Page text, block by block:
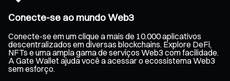
Conecte-se ao mundo Web3
Conecte-se em um clique a mais de 10.000 aplicativos
descentralizados em diversas blockchains. Explore DeFi,
NFTs e uma ampla gama de serviços Web3 com facilidade.
A Gate Wallet ajuda você a acessar o ecossistema Web3
sem esforço.